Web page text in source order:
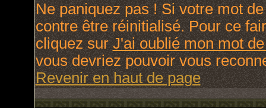
Ne paniquez pas ! Si votre mot
contre être réinitialisé. Pour ce
cliquez surJ'ai oublié mon mot
vous devriez pouvoir vous
Revenir en haut de page